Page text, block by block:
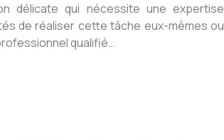
délicate qui nécessite une expertise
de réaliser cette tâche eux-mêmes ou
qualifié…